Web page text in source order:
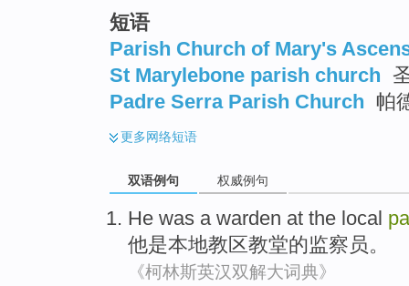
短语
Parish Church of Mary's
St Marylebone parish church
Padre Serra Parish Church 帕
更多网络短语
双语例句 权威例句
He was a warden at the local
他是本地教区教堂的监察员。
《柯林斯英汉双解大词典》